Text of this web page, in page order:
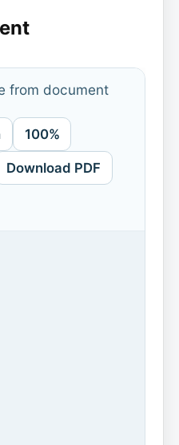
from document
100%
Download PDF